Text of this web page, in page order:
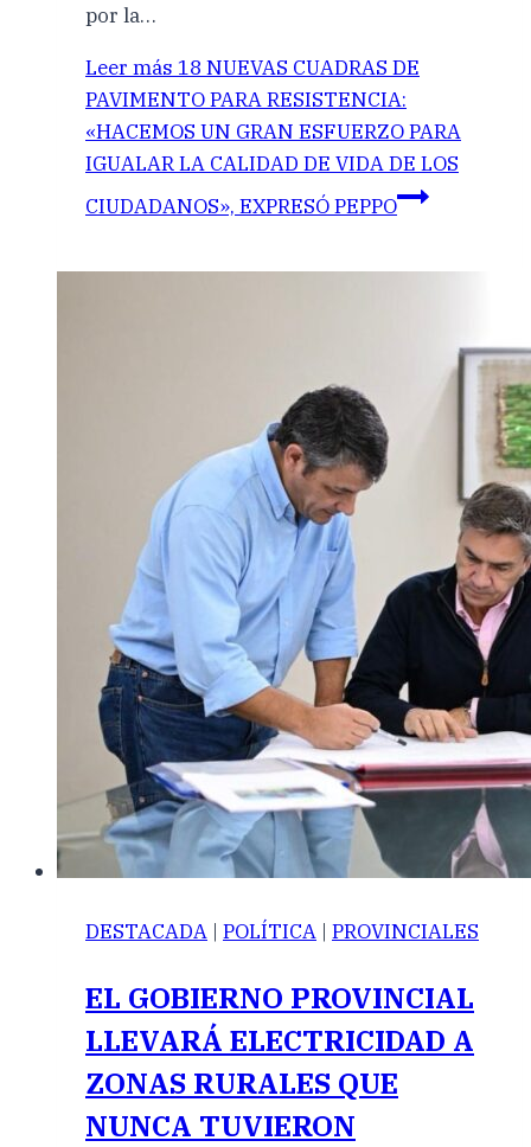
por la…
Leer más 18 NUEVAS CUADRAS DE
PAVIMENTO PARA RESISTENCIA:
«HACEMOS UN GRAN ESFUERZO PARA
IGUALAR LA CALIDAD DE VIDA DE LOS
CIUDADANOS», EXPRESÓ PEPPO
DESTACADA | POLÍTICA | PROVINCIALES
EL GOBIERNO PROVINCIAL
LLEVARÁ ELECTRICIDAD A
ZONAS RURALES QUE
NUNCA TUVIERON